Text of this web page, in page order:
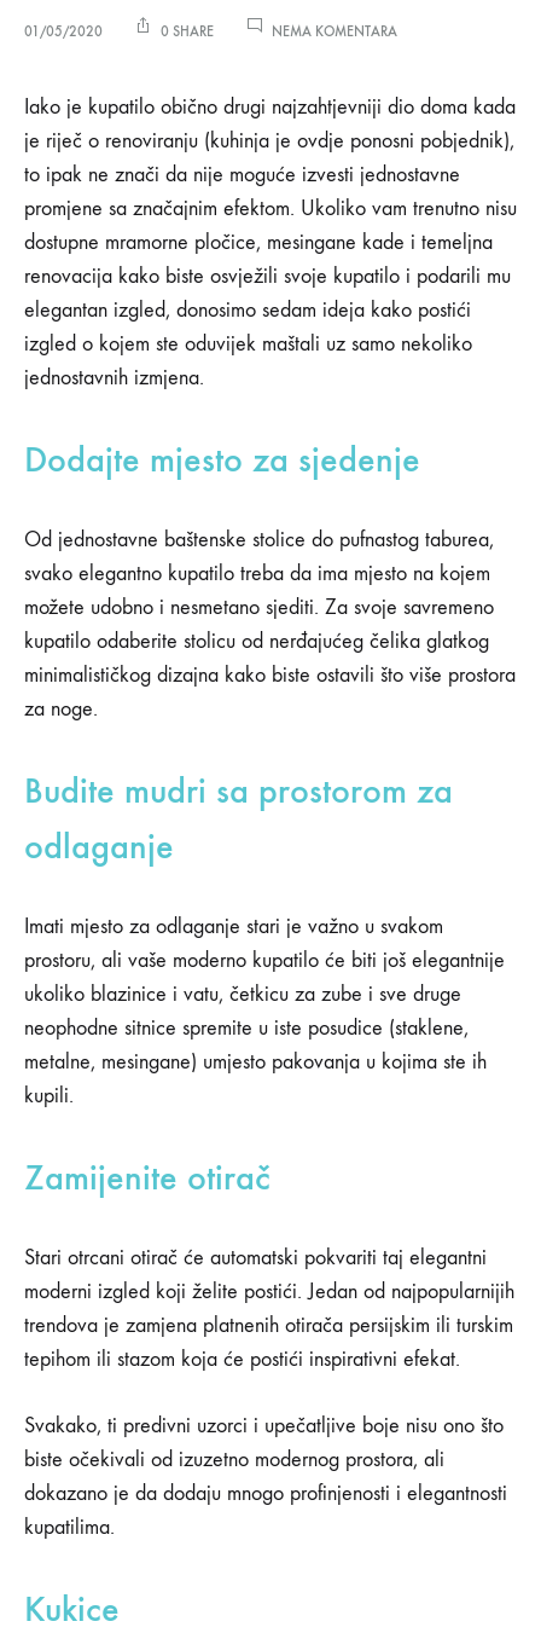
01/05/2020 0 SHARE NEMA KOMENTARANA
NA
KOJE
VAŠE
KUPATILO
MOŽE
LUKSUZNO
7
načina
na
koje
vaše
savremeno
kupatilo
izgledati
luksuzno
01/05/2020
NEMA
7
KOJE
SAVREMENO
KUPATILO
MOŽE
IZGLEDATI
LUKSUZNO
Iako je kupatilo obično drugi najzahtjevniji dio doma kada
je riječ o renoviranju (kuhinja je ovdje ponosni pobjednik),
to ipak ne znači da nije moguće izvesti jednostavne
promjene sa značajnim efektom. Ukoliko vam trenutno nisu
dostupne mramorne pločice, mesingane kade i temeljna
renovacija kako biste osvježili svoje kupatilo i podarili mu
elegantan izgled, donosimo sedam ideja kako postići
izgled o kojem ste oduvijek maštali uz samo nekoliko
jednostavnih izmjena.
Dodajte mjesto za sjedenje
Od jednostavne baštenske stolice do pufnastog taburea,
svako elegantno kupatilo treba da ima mjesto na kojem
možete udobno i nesmetano sjediti. Za svoje savremeno
kupatilo odaberite stolicu od nerđajućeg čelika glatkog
minimalističkog dizajna kako biste ostavili što više prostora
za noge.
Budite mudri sa prostorom za
odlaganje
Imati mjesto za odlaganje stari je važno u svakom
prostoru, ali vaše moderno kupatilo će biti još elegantnije
ukoliko blazinice i vatu, četkicu za zube i sve druge
neophodne sitnice spremite u iste posudice (staklene,
metalne, mesingane) umjesto pakovanja u kojima ste ih
kupili.
Zamijenite otirač
Stari otrcani otirač će automatski pokvariti taj elegantni
moderni izgled koji želite postići. Jedan od najpopularnijih
trendova je zamjena platnenih otirača persijskim ili turskim
tepihom ili stazom koja će postići inspirativni efekat.
Svakako, ti predivni uzorci i upečatljive boje nisu ono što
biste očekivali od izuzetno modernog prostora, ali
dokazano je da dodaju mnogo profinjenosti i elegantnosti
kupatilima.
Kukice